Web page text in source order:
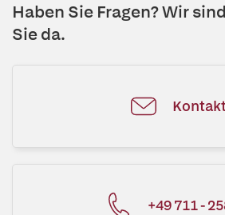
Haben Sie Fragen? Wir
Sie da.
+49 711 -